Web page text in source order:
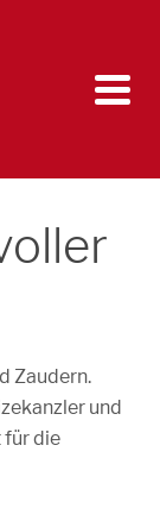
Zaudern.
und
für die